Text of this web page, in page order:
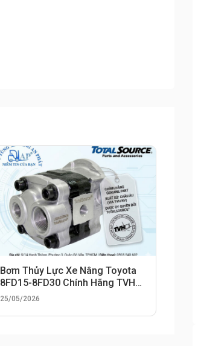
Bơm Thủy Lực Xe Nâng Toyota
8FD15-8FD30 Chính Hãng TVH
Total Source
25/05/2026